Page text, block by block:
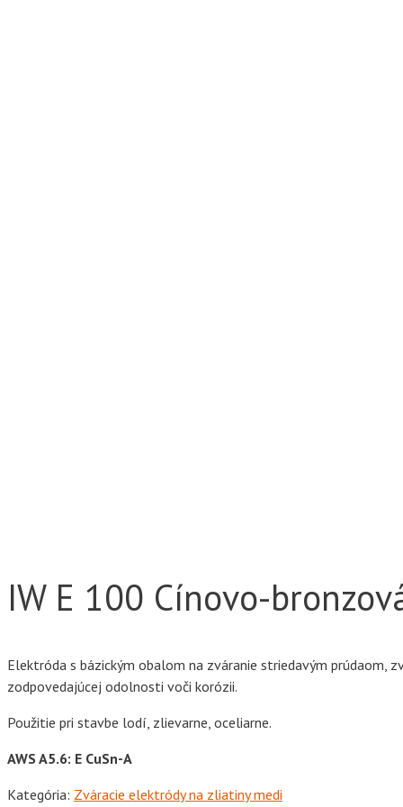
IW E 100 Cínovo-
Elektróda s bázickým obalom na zváranie striedavým prúdaom,
zodpovedajúcej odolnosti voči korózii.
Použitie pri stavbe lodí, zlievarne, oceliarne.
AWS A5.6: E CuSn-A
Kategória: Zváracie elektródy na zliatiny medi